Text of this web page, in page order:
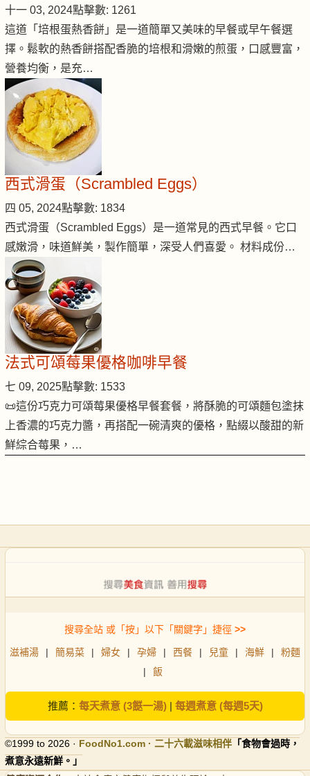
十一 03, 2024點擊數: 1261
這道「培根蛋熱香餅」是一道簡單又美味的早餐或早午餐選
擇。鬆軟的熱香餅搭配香脆的培根和滑嫩的煎蛋，口感豐富，
營養均衡，是充…
西式滑蛋（Scrambled Eggs）
四 05, 2024點擊數: 1834
西式滑蛋（Scrambled Eggs）是一道常見的西式早餐。它口
感嫩滑，味道鮮美，製作簡單，深受人們喜愛。 材料成份…
法式可頌莓果優格咖啡早餐
七 09, 2025點擊數: 1533
📜這份巧克力可頌莓果優格早餐套餐，將酥脆的可頌麵包塗抹
上香濃的巧克力醬，再搭配一碗清爽的優格，點綴以酸甜的新
鮮綜合莓果，…
搜尋全站 或「按」以下「關鍵字」捷徑 >>
滋補湯 | 簡易菜 | 婦女 | 孕婦 | 西餐 | 兒童 | 海鮮 |
粉麵
|
飯
推薦： 每天煮意 (3餸一湯)| 每週煮意 (每週5天)
©1999 to 2026 · FoodNo1.com · 二十六載滋味相伴 「食物會過時，
煮意永遠新鮮。」